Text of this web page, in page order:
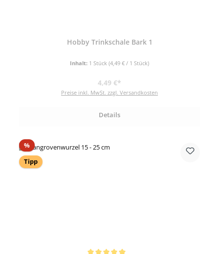
Hobby Trinkschale Bark 1
Inhalt: 1 Stück (4,49 € / 1 Stück)
Regulärer Preis:
4,49 €*
Preise inkl. MwSt. zzgl. Versandkosten
Details
%Rabatt
Tipp